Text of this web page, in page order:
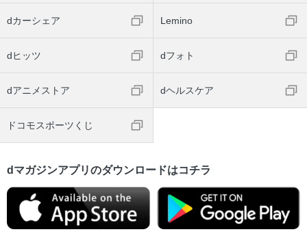
dカーシェア Lemino
dヒッツ dフォト
dアニメストア dヘルスケア
ドコモスポーツくじ
dマガジンアプリのダウンロードはコチラ